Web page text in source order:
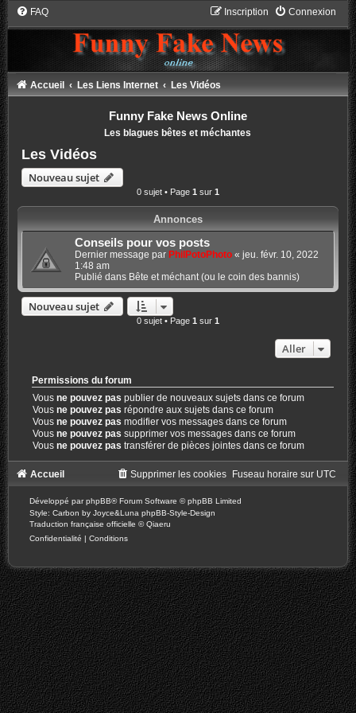
FAQ Connexion
Inscription
Accueil Les Liens Internet Les Vidéos
Funny Fake News Online
Les blagues bêtes et méchantes
Les Vidéos
Nouveau sujet
0 sujet • Page 1 sur 1
Annonces
Conseils pour vos posts
Dernier message par PhilPotoPhoto« jeu. févr. 10, 2022
1:48 am
Publié dans Bête et méchant (ou le coin des bannis)
Nouveau sujet
0 sujet • Page 1 sur 1
Aller
Permissions du forum
Vousne pouvez pas publier de nouveaux sujets dans ce forum
Vousne pouvez pas répondre aux sujets dans ce forum
Vousne pouvez pas modifier vos messages dans ce forum
Vousne pouvez pas supprimer vos messages dans ce forum
Vousne pouvez pas transférer de pièces jointes dans ce forum
Accueil Fuseau horaire sur UTC
Supprimer les cookies
Développé parphpBB® Forum Software © phpBB Limited
Style: Carbon by Joyce&Luna phpBB-Style-Design
Traduction française officielle ©Qiaeru
Confidentialité | Conditions